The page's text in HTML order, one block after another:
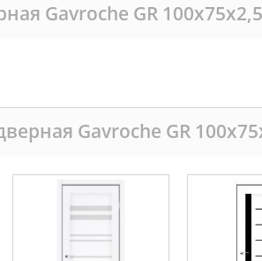
Gavroche GR
Gavroche GR